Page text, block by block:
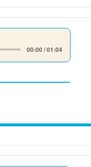
00:00 / 01:04